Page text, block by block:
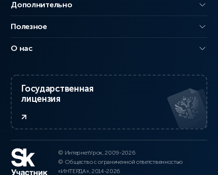
Дополнительно
Полезное
О нас
Государственная
лицензия
© ИнтернетУрок, 2009-2026
© Общество с ограниченной ответственностью
«ИНТЕРДА», 2014-2026